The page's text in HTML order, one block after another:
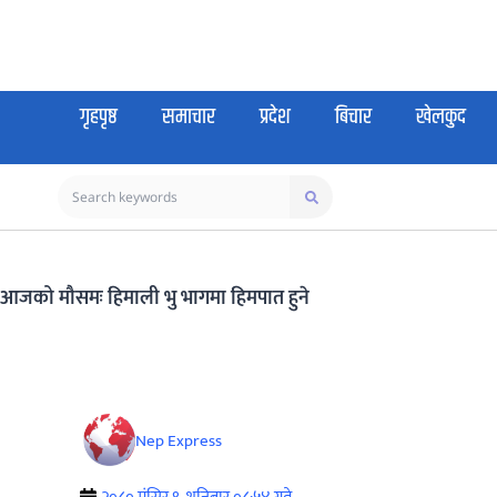
गृहपृष्ठ समाचार प्रदेश बिचार खेलकुद
आजको मौसमः हिमाली भु भागमा हिमपात हुने
Nep Express